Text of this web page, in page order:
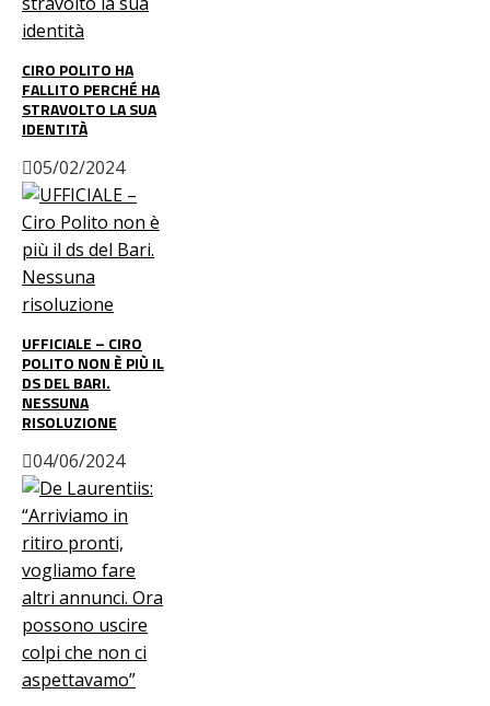
CIRO POLITO HA
FALLITO PERCHÉ HA
STRAVOLTO LA SUA
IDENTITÀ
05/02/2024
UFFICIALE – CIRO
POLITO NON È PIÙ IL
DS DEL BARI.
NESSUNA
RISOLUZIONE
04/06/2024